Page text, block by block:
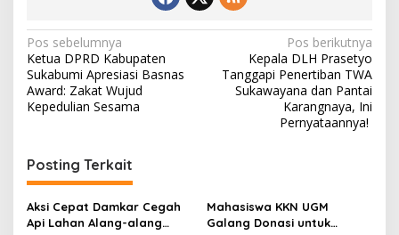
N
a
v
a
s
i
Pos sebelumnya
Ketua DPRD Kabupaten
Sukabumi Apresiasi Basnas
Award: Zakat Wujud
Kepedulian Sesama
Pos berikutnya
Kepala DLH Prasetyo
Tanggapi Penertiban TWA
Sukawayana dan Pantai
Karangnaya, Ini
Pernyataannya!
Posting Terkait
Aksi Cepat Damkar Cegah
Api Lahan Alang-alang
Mahasiswa KKN UGM
Galang Donasi untuk